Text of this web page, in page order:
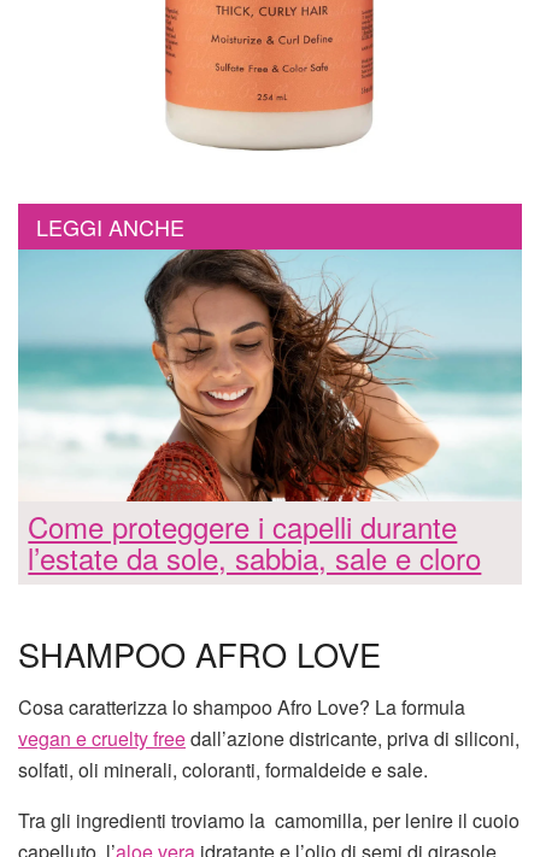
LEGGI ANCHE
Come proteggere i capelli durante
l’estate da sole, sabbia, sale e cloro
SHAMPOO AFRO LOVE
Cosa caratterizza lo shampoo Afro Love? La formula
vegan e cruelty freedall’azione districante, priva di siliconi,
solfati, oli minerali, coloranti, formaldeide e sale.
Tra gli ingredienti troviamo la camomilla, per lenire il cuoio